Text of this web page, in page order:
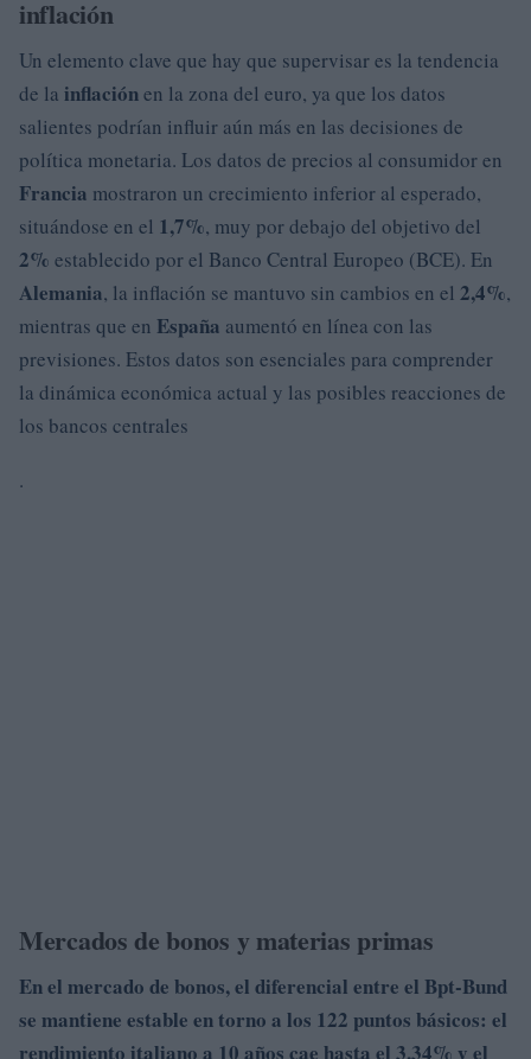
inflación
Un elemento clave que hay que supervisar es la tendencia
de la inflaciónen la zona del euro, ya que los datos
salientes podrían influir aún más en las decisiones de
política monetaria. Los datos de precios al consumidor en
Francia mostraron un crecimiento inferior al esperado,
situándose en el 1,7%, muy por debajo del objetivo del
2% establecido por el Banco Central Europeo (BCE). En
Alemania, la inflación se mantuvo sin cambios en el 2,4%,
mientras que en España aumentó en línea con las
previsiones. Estos datos son esenciales para comprender
la dinámica económica actual y las posibles reacciones de
los bancos centrales
.
Mercados de bonos y materias primas
En el mercado de bonos, el diferencial entre el Bpt-Bund
se mantiene estable en torno a los 122 puntos básicos: el
rendimiento italiano a 10 años cae hasta el 3,34% y el